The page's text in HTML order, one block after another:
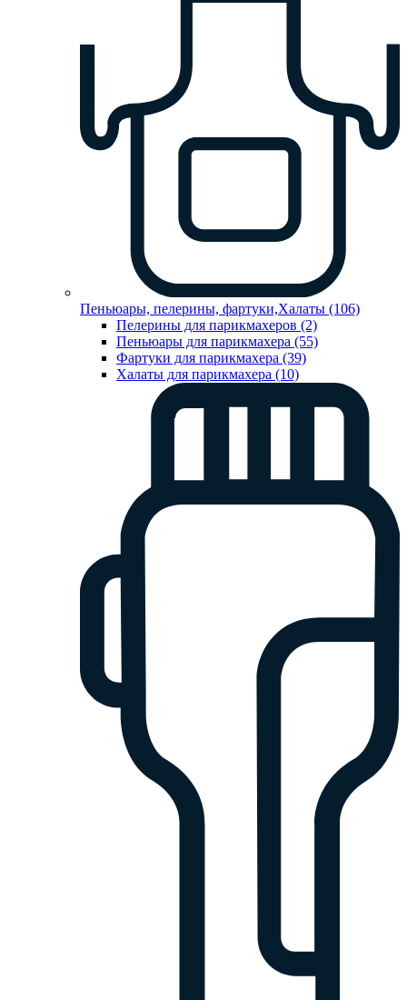
Пеньюары, пелерины, фартуки,Халаты (106)
Пелерины для парикмахеров (2)
Пеньюары для парикмахера (55)
Фартуки для парикмахера (39)
Халаты для парикмахера (10)